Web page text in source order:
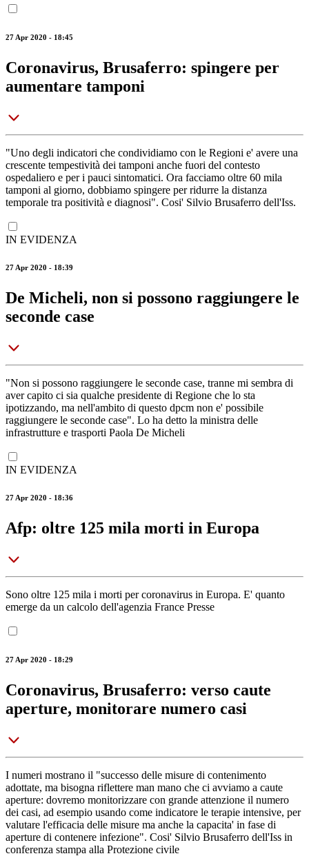
27 Apr 2020 - 18:45
Coronavirus, Brusaferro: spingere per
aumentare tamponi
"Uno degli indicatori che condividiamo con le Regioni e' avere una
crescente tempestività dei tamponi anche fuori del contesto
ospedaliero e per i pauci sintomatici. Ora facciamo oltre 60 mila
tamponi al giorno, dobbiamo spingere per ridurre la distanza
temporale tra positività e diagnosi". Cosi' Silvio Brusaferro dell'Iss.
IN EVIDENZA
27 Apr 2020 - 18:39
De Micheli, non si possono raggiungere le
seconde case
"Non si possono raggiungere le seconde case, tranne mi sembra di
aver capito ci sia qualche presidente di Regione che lo sta
ipotizzando, ma nell'ambito di questo dpcm non e' possibile
raggiungere le seconde case". Lo ha detto la ministra delle
infrastrutture e trasporti Paola De Micheli
IN EVIDENZA
27 Apr 2020 - 18:36
Afp: oltre 125 mila morti in Europa
Sono oltre 125 mila i morti per coronavirus in Europa. E' quanto
emerge da un calcolo dell'agenzia France Presse
27 Apr 2020 - 18:29
Coronavirus, Brusaferro: verso caute
aperture, monitorare numero casi
I numeri mostrano il "successo delle misure di contenimento
adottate, ma bisogna riflettere man mano che ci avviamo a caute
aperture: dovremo monitorizzare con grande attenzione il numero
dei casi, ad esempio usando come indicatore le terapie intensive, per
valutare l'efficacia delle misure ma anche la capacita' in fase di
aperture di contenere infezione". Cosi' Silvio Brusaferro dell'Iss in
conferenza stampa alla Protezione civile